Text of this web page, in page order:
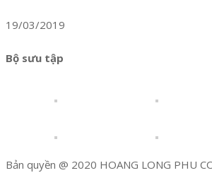
19/03/2019
Bộ sưu tập
Bản quyền @ 2020 HOANG LONG PHU